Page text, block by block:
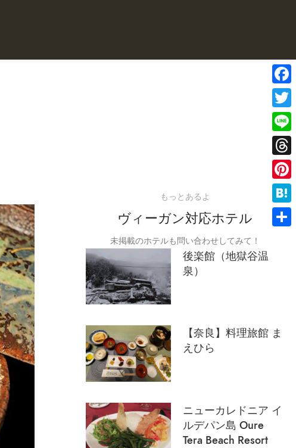
もっとあるよ
ヴィーガン対応ホテル
未掲載のホテルも問い合わせしてみて！
後楽館（地獄谷温
泉）
【奈良】料理旅館 ま
えひら
ニューカレドニア イ
ルデパン島 Oure
Tera Beach Resort
Line